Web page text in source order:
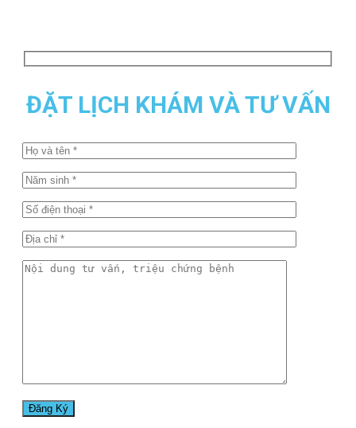
ĐẶT LỊCH KHÁM VÀ TƯ VẤN